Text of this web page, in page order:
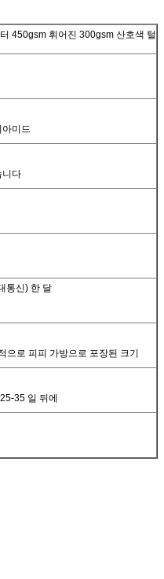
450gsm 휘어진 300gsm 산호색 털
미드
니다
통신) 한 달
으로 피피 가방으로 포장된 크기
35 일 뒤에